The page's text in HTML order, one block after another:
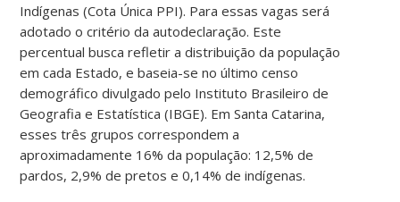
Indígenas (Cota Única PPI). Para essas vagas será
adotado o critério da autodeclaração. Este
percentual busca refletir a distribuição da população
em cada Estado, e baseia-se no último censo
demográfico divulgado pelo Instituto Brasileiro de
Geografia e Estatística (IBGE). Em Santa Catarina,
esses três grupos correspondem a
aproximadamente 16% da população: 12,5% de
pardos, 2,9% de pretos e 0,14% de indígenas.